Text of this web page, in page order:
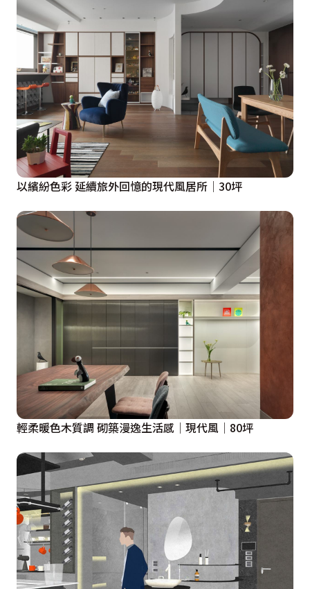
以繽紛色彩 延續旅外回憶的現代風居所│30坪
輕柔暖色木質調 砌築漫逸生活感│現代風│80坪